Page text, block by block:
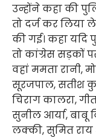
उन्होंने कहा की
तो दर्ज कर लिया
की गई। कहा यदि
तो कांग्रेस सड़कों
वहां ममता रानी,
सूरजपाल, सतीश
चिराग कालरा,
सुनील आर्या, बाबू
लक्की, सुमित राय